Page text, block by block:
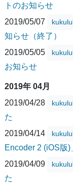
トのお知らせ
2019/05/07
知らせ（終了）
2019/05/05
お知らせ
2019年 04月
2019/04/28
た
2019/04/14
Encoder 2 (iOS版
2019/04/09
た